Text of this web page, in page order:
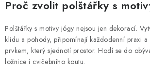
í
r
v
k
y
Proč zvolit polštářky s
Polštářky s motivy jógy nejsou jen dekorací.
klidu a pohody, připomínají každodenní praxi a
prvkem, který sjednotí prostor. Hodí se do
ložnice i cvičebního koutu.